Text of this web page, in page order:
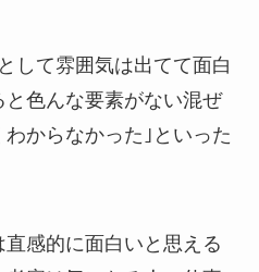
して雰囲気は出てて面白
色んな要素がない混ぜ
からなかった｣といった
感的に面白いと思える